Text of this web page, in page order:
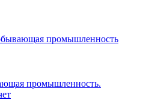
промышленность
промышленность.